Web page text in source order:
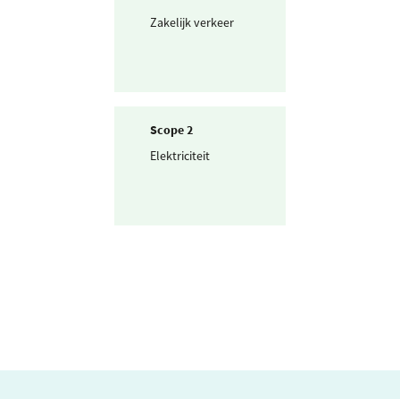
Zakelijk verkeer
Scope 2
Elektriciteit